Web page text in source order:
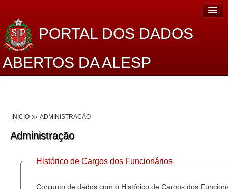
PORTAL DOS DADOS
ABERTOS DA ALESP
Dados Abertos Alesp
Lei de Acesso à Informação
Dados Governamentais Abertos
Planejamento
INÍCIO ADMINISTRAÇÃO
Administração
Histórico de Cargos dos Funcionários
Conjunto de dados com o Histórico de Cargos dos